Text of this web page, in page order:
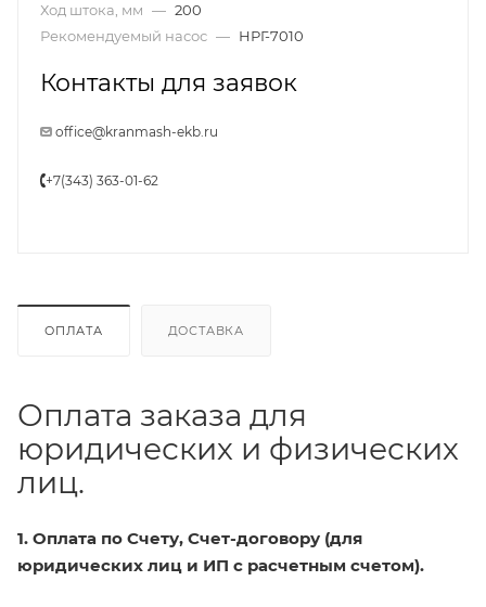
Ход штока, мм — 200
Рекомендуемый насос — НРГ-7010
Контакты для заявок
office@kranmash-ekb.ru
+7(343) 363-01-62
ОПЛАТА ДОСТАВКА
Оплата заказа для
юридических и физических
лиц.
1. Оплата по Счету, Счет-договору (для
юридических лиц и ИП с расчетным счетом).